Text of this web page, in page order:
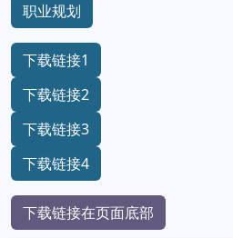
职业规划
下载链接1
下载链接2
下载链接3
下载链接4
下载链接在页面底部